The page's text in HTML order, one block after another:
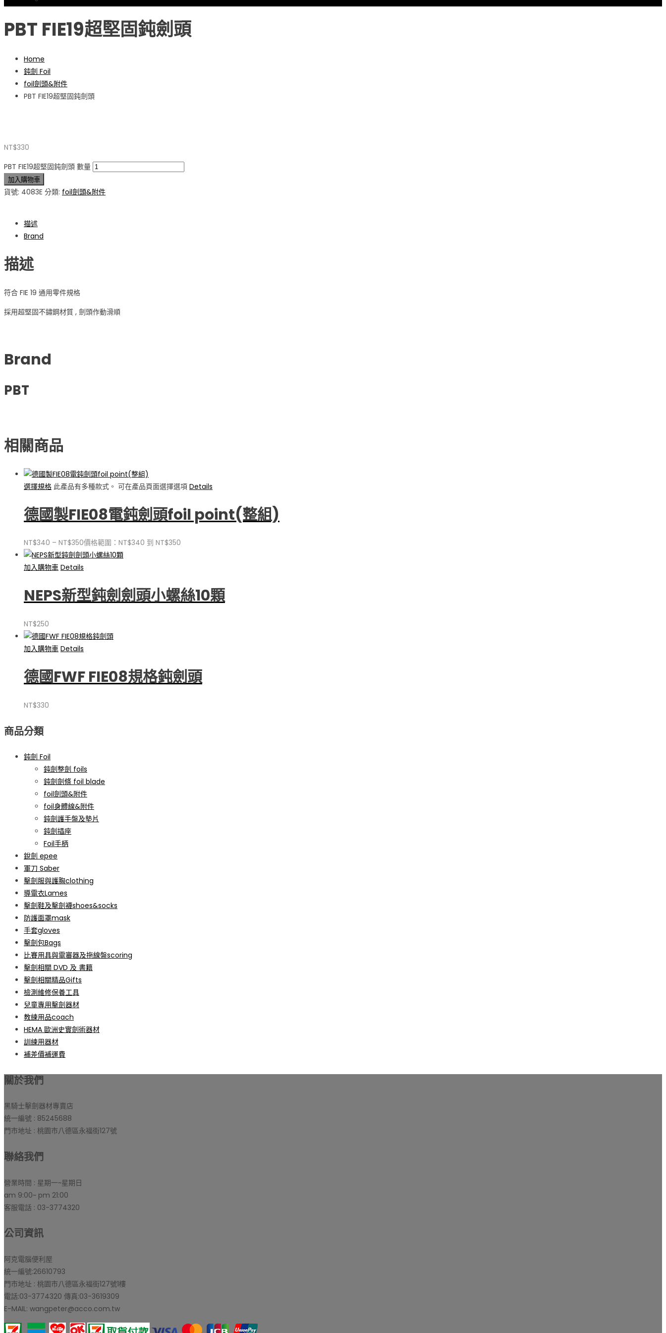
PBT FIE19超堅固鈍劍頭
Home
鈍劍 Foil
foil劍頭&附件
PBT FIE19超堅固鈍劍頭
NT$330
PBT FIE19超堅固鈍劍頭 數量
加入購物車
貨號: 4083E 分類: foil劍頭&附件
描述
Brand
描述
符合 FIE 19 通用零件規格
採用超堅固不鏽鋼材質 , 劍頭作動滑順
Brand
PBT
相關商品
選擇規格 此產品有多種款式。 可在產品頁面選擇選項 Details
德國製FIE08電鈍劍頭foil point(整組)
NT$340 – NT$350價格範圍：NT$340 到 NT$350
加入購物車 Details
NEPS新型鈍劍劍頭小螺絲10顆
NT$250
加入購物車 Details
德國FWF FIE08規格鈍劍頭
NT$330
商品分類
鈍劍 Foil
鈍劍整劍 foils
鈍劍劍條 foil blade
foil劍頭&附件
foil身體線&附件
鈍劍護手盤及墊片
鈍劍插座
Foil手柄
銳劍 epee
軍刀 Saber
擊劍服與護胸clothing
導電衣Lames
擊劍鞋及擊劍襪shoes&socks
防護面罩mask
手套gloves
擊劍包Bags
比賽用具與電審器及拖線盤scoring
擊劍相關 DVD 及 書籍
擊劍相關精品Gifts
檢測維修保養工具
兒童專用擊劍器材
教練用品coach
HEMA 歐洲史實劍術器材
訓練用器材
補差價補運費
關於我們
黑騎士擊劍器材專賣店
統一編號 : 85245688
門市地址 : 桃園市八德區永福街127號
聯絡我們
營業時間 : 星期一~星期日
am 9:00~ pm 21:00
客服電話 : 03-3774320
公司資訊
阿克電腦便利屋
統一編號:26610793
門市地址 : 桃園市八德區永福街127號1樓
電話:03-3774320 傳真:03-3619309
E-MAIL: wangpeter@acco.com.tw